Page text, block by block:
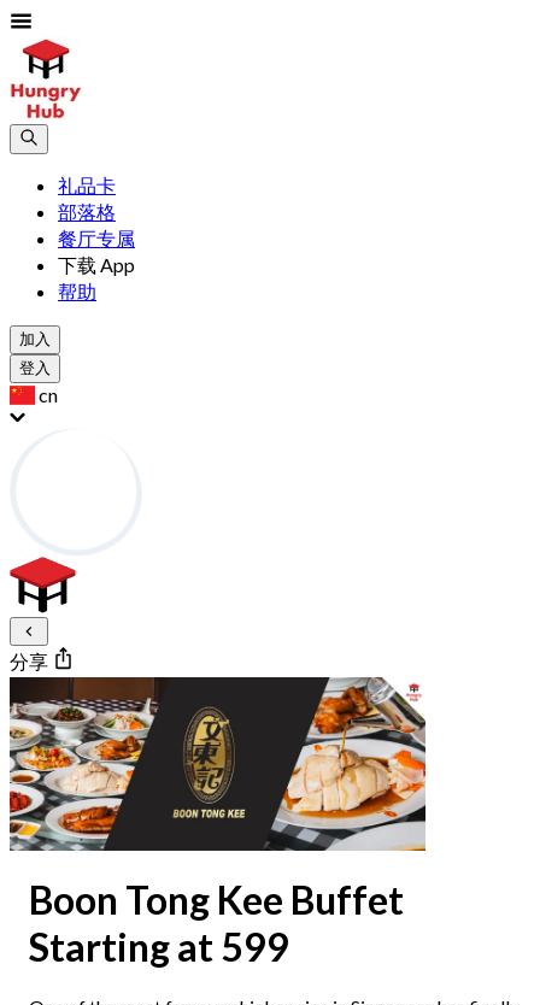
礼品卡
部落格
餐厅专属
下载 App
帮助
加入
登入
cn
分享
Boon Tong Kee Buffet
Starting at 599